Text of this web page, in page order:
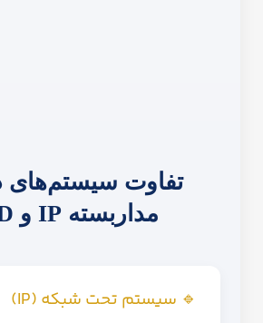
تفاوت سیستم‌های
مداربسته IP و AHD
🔹 سیستم تحت شبکه (IP)